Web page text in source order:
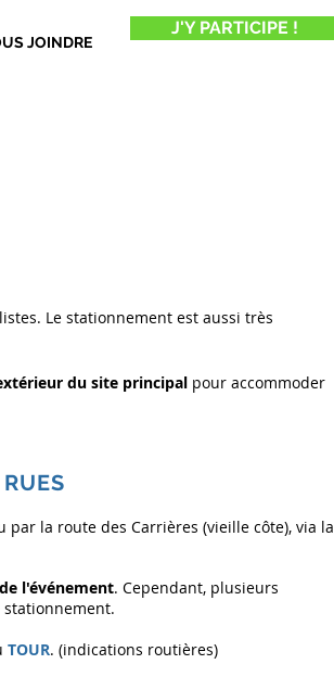
JOINDRE
J'Y PARTICIPE !
Le stationnement est aussi très
du site principal pour accommoder
RUES
par la route des Carrières (vieille côte), via la
l'événement. Cependant, plusieurs
TOUR. (indications routières)